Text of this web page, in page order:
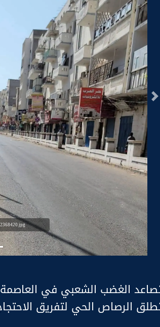
السابق
الغضب الشعبي في
الرصاص الحي لتفريق